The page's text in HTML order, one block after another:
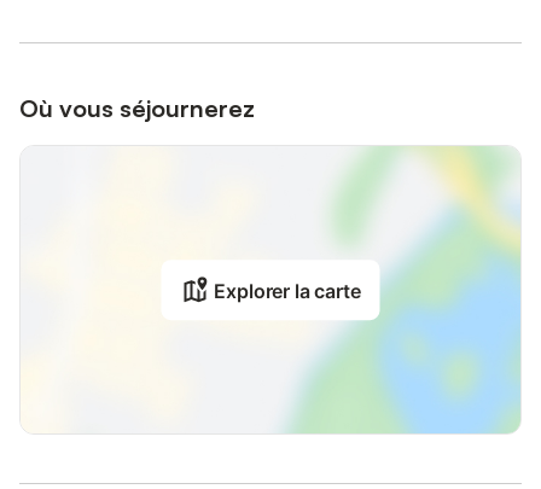
Où vous séjournerez
Explorer la carte